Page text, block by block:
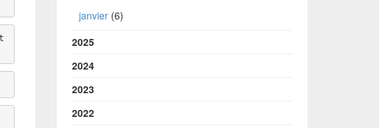
janvier(6)
2025
2024
2023
2022